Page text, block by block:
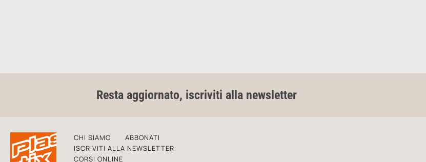
Resta aggiornato, iscriviti alla newsletter
CHI SIAMO
ABBONATI
ISCRIVITI ALLA NEWSLETTER
CORSI ONLINE